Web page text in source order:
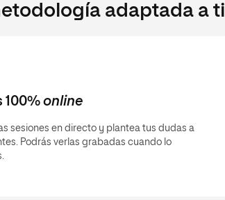
adaptada a ti
100% online
sesiones en directo y plantea tus dudas a
Podrás verlas grabadas cuando lo